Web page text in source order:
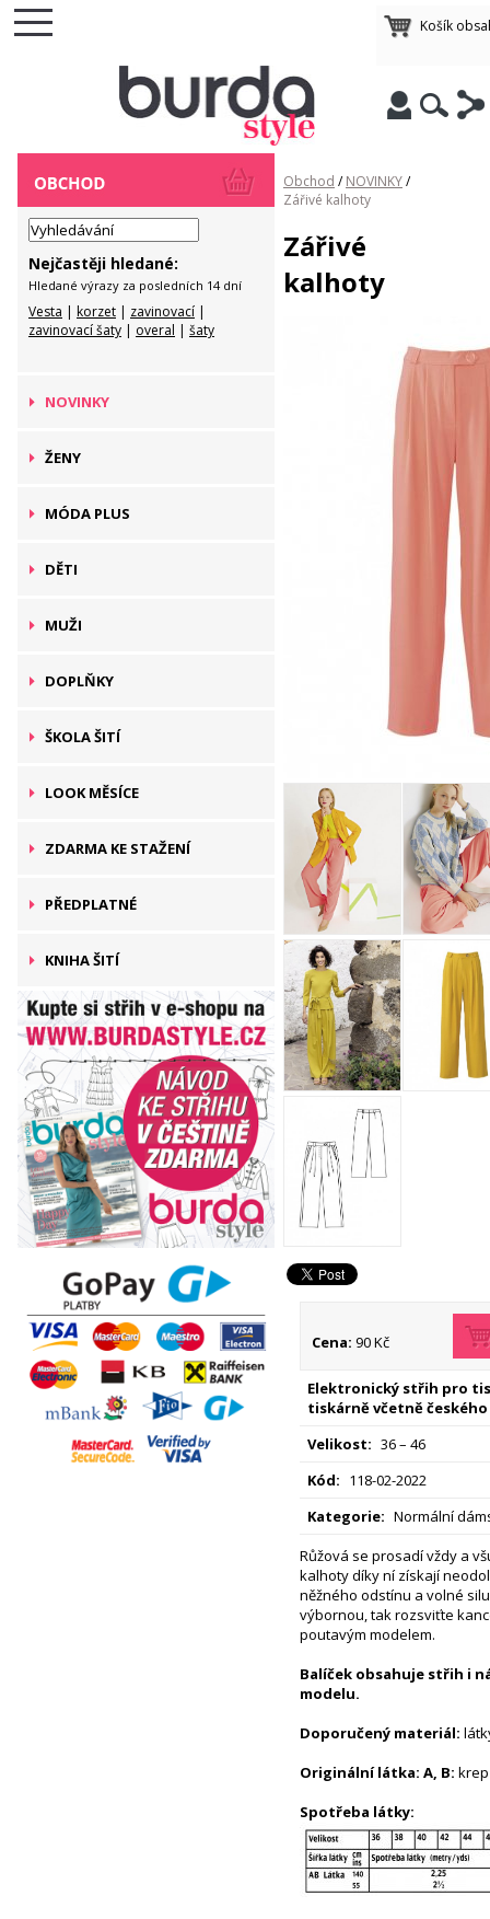
Košík
Nejčastěji hledané:
Hledané výrazy za posledních 14 dní
Vesta | korzet | zavinovací |
zavinovací šaty | overal | šaty
NOVINKY
ŽENY
MÓDA PLUS
DĚTI
MUŽI
DOPLŇKY
ŠKOLA ŠITÍ
LOOK MĚSÍCE
ZDARMA KE STAŽENÍ
PŘEDPLATNÉ
KNIHA ŠITÍ
Obchod / NOVINKY/
Zářivé kalhoty
Zářivé
kalhoty
Cena: 90 Kč
Elektronický střih pro
tiskárně včetně českého
Velikost: 36 – 46
Kód: 118-02-2022
Kategorie: Normální
Růžová se prosadí vždy a
kalhoty díky ní získají
něžného odstínu a volné
výbornou, tak rozsviťte
poutavým modelem.
Balíček obsahuje střih i
modelu.
Doporučený materiál:
Originální látka: A, B: krep
Spotřeba látky: